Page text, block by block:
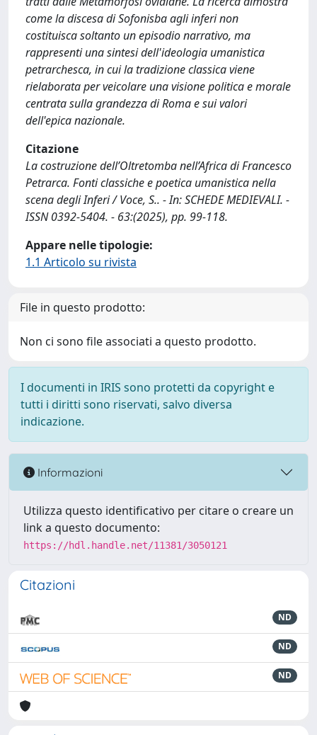
come la discesa di Sofonisba agli inferi non
costituisca soltanto un episodio narrativo, ma
rappresenti una sintesi dell'ideologia umanistica
petrarchesca, in cui la tradizione classica viene
rielaborata per veicolare una visione politica e morale
centrata sulla grandezza di Roma e sui valori
dell'epica nazionale.
Citazione
La costruzione dell’Oltretomba nell’Africa di Francesco
Petrarca. Fonti classiche e poetica umanistica nella
scena degli Inferi / Voce, S.. - In: SCHEDE MEDIEVALI. -
ISSN 0392-5404. - 63:(2025), pp. 99-118.
Appare nelle tipologie:
1.1 Articolo su rivista
File in questo prodotto:
Non ci sono file associati a questo prodotto.
I documenti in IRIS sono protetti da copyright e
tutti i diritti sono riservati, salvo diversa
indicazione.
Informazioni
Utilizza questo identificativo per citare o creare un
link a questo documento:
https://hdl.handle.net/11381/3050121
Citazioni
ND
ND
ND